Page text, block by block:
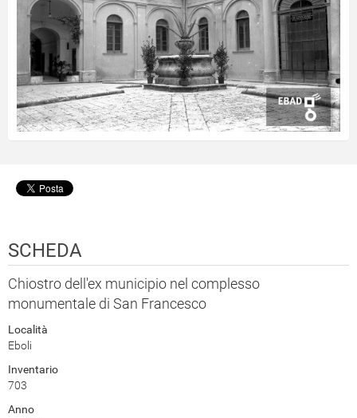
SCHEDA
Chiostro dell'ex municipio nel complesso
monumentale di San Francesco
Località
Eboli
Inventario
703
Anno